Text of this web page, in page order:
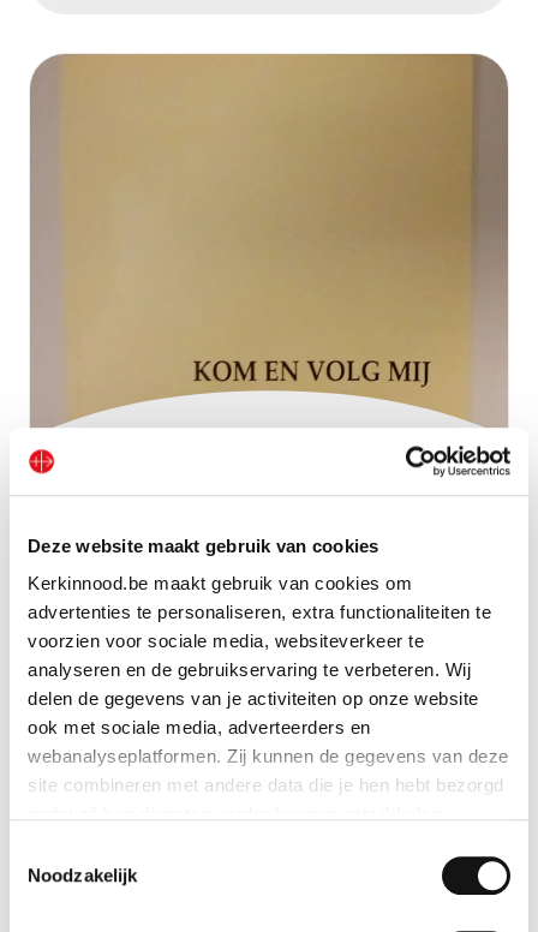
Deze website maakt gebruik van cookies
Kerkinnood.be maakt gebruik van cookies om
advertenties te personaliseren, extra functionaliteiten te
voorzien voor sociale media, websiteverkeer te
analyseren en de gebruikservaring te verbeteren. Wij
delen de gegevens van je activiteiten op onze website
ook met sociale media, adverteerders en
webanalyseplatformen. Zij kunnen de gegevens van deze
site combineren met andere data die je hen hebt bezorgd
Indien je dat toestaat, kunnen wij of onze partners onder
Noodzakelijk
Boekje ‘Kom en volg mij’
Bekijk geschenk